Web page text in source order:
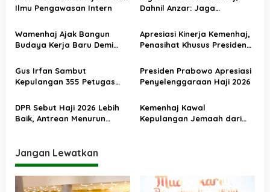
s
p
s
Ilmu Pengawasan Intern
Dahnil Anzar: Jaga
Menjadikan Jemaah
sebagai Komoditas
Wamenhaj Ajak Bangun
Budaya Kerja Baru Demi
Jemaah
Apresiasi Kinerja Kemenhaj,
Penasihat Khusus Presiden
Penyelenggaraan Haji
Berjalan Baik
Gus Irfan Sambut
Kepulangan 355 Petugas
Presiden Prabowo Apresiasi
Penyelenggaraan Haji 2026
DPR Sebut Haji 2026 Lebih
Baik, Antrean Menurun
Kemenhaj Kawal
Kepulangan Jemaah dari
Jangan Lewatkan